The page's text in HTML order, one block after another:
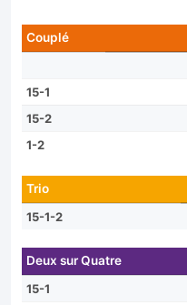
Couplé
15-1
15-2
1-2
Trio
15-1-2
Deux sur Quatre
15-1